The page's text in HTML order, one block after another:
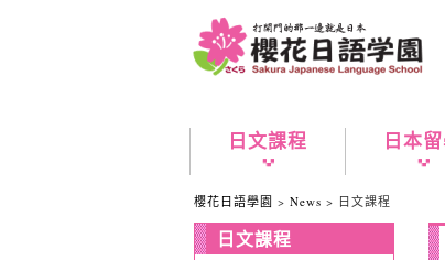
日文課程 日本
櫻花日語學園 > News > 日文課程
日文課程